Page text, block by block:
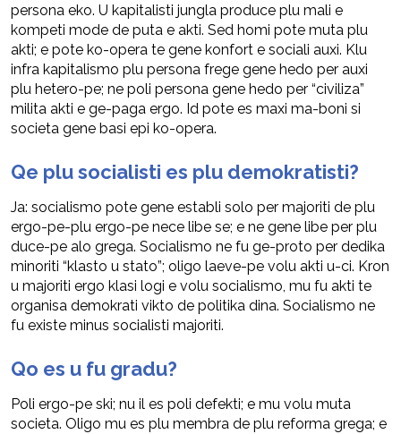
persona eko. U kapitalisti jungla produce plu mali e
kompeti mode de puta e akti. Sed homi pote muta plu
akti; e pote ko-opera te gene konfort e sociali auxi. Klu
infra kapitalismo plu persona frege gene hedo per auxi
plu hetero-pe; ne poli persona gene hedo per “civiliza”
milita akti e ge-paga ergo. Id pote es maxi ma-boni si
societa gene basi epi ko-opera.
Qe plu socialisti es plu demokratisti?
Ja: socialismo pote gene establi solo per majoriti de plu
ergo-pe-plu ergo-pe nece libe se; e ne gene libe per plu
duce-pe alo grega. Socialismo ne fu ge-proto per dedika
minoriti “klasto u stato”; oligo laeve-pe volu akti u-ci. Kron
u majoriti ergo klasi logi e volu socialismo, mu fu akti te
organisa demokrati vikto de politika dina. Socialismo ne
fu existe minus socialisti majoriti.
Qo es u fu gradu?
Poli ergo-pe ski; nu il es poli defekti; e mu volu muta
societa. Oligo mu es plu membra de plu reforma grega; e